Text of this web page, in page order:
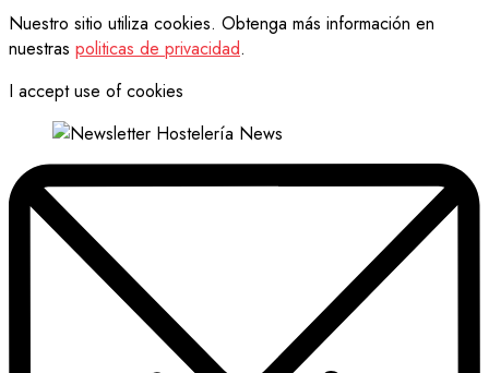
Nuestro sitio utiliza cookies. Obtenga más información en
nuestras politicas de privacidad.
I accept use of cookies